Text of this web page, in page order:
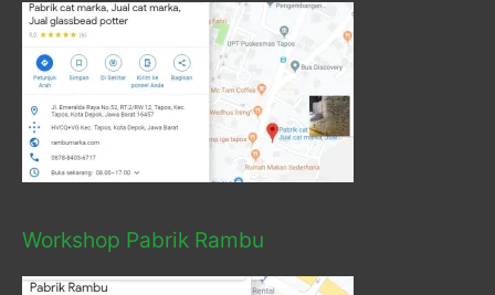
Workshop Pabrik Rambu